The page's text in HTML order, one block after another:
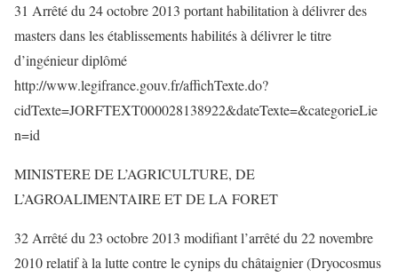
31 Arrêté du 24 octobre 2013 portant habilitation à délivrer des
masters dans les établissements habilités à délivrer le titre
d’ingénieur diplômé
http://www.legifrance.gouv.fr/affichTexte.do?
cidTexte=JORFTEXT000028138922&dateTexte=&categorieLie
n=id
MINISTERE DE L’AGRICULTURE, DE
L’AGROALIMENTAIRE ET DE LA FORET
32 Arrêté du 23 octobre 2013 modifiant l’arrêté du 22 novembre
2010 relatif à la lutte contre le cynips du châtaignier (Dryocosmus